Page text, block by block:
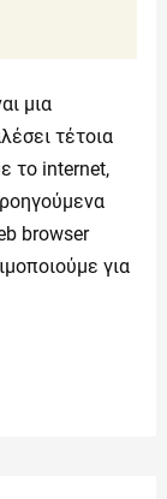
μια
τέτοια
το internet,
browser
για